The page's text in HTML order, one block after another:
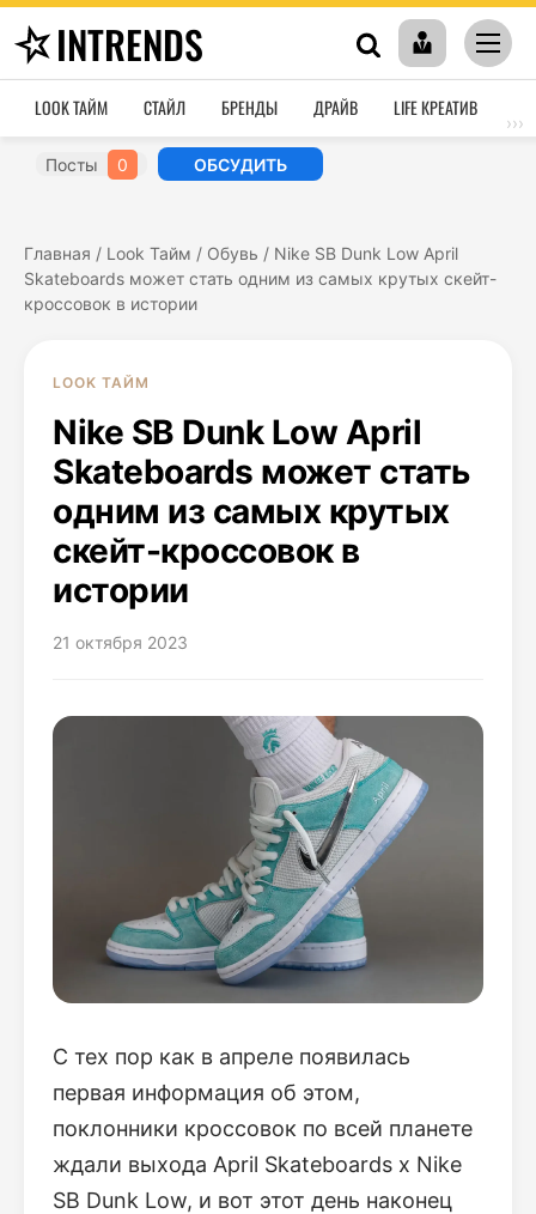
INTRENDS
LOOK ТАЙМ СТАЙЛ БРЕНДЫ ДРАЙВ LIFE КРЕАТИВ
›››
Посты 0 ОБСУДИТЬ
Главная / Look Тайм / Обувь / Nike SB Dunk Low April
Skateboards может стать одним из самых крутых скейт-
кроссовок в истории
LOOK ТАЙМ
Nike SB Dunk Low April
Skateboards может стать
одним из самых крутых
скейт-кроссовок в
истории
21 октября 2023
С тех пор как в апреле появилась
первая информация об этом,
поклонники кроссовок по всей планете
ждали выхода April Skateboards x Nike
SB Dunk Low, и вот этот день наконец